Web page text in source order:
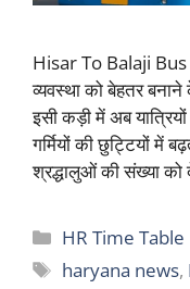
Hisar To Balaji Bus
व्यवस्था को बेहतर
इसी कड़ी में अब
गर्मियों की छुट्टियों में
श्रद्धालुओं की संख्या को
Categories
HR Time Table
Tags
haryana news,